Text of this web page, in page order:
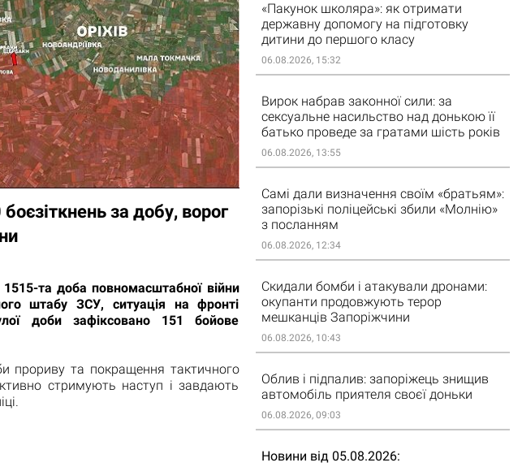
за добу, ворог
та доба повномасштабної війни
штабу ЗСУ, ситуація на фронті
доби зафіксовано 151 бойове
прориву та покращення тактичного
стримують наступ і завдають
«Пакунок школяра»: як отримати
державну допомогу на підготовку
дитини до першого класу
06.08.2026, 15:32
Вирок набрав законної сили: за
сексуальне насильство над донькою її
батько проведе за гратами шість років
06.08.2026, 13:55
Самі дали визначення своїм «братьям»:
запорізькі поліцейські збили «Молнію»
з посланням
06.08.2026, 12:34
Скидали бомби і атакували дронами:
окупанти продовжують терор
мешканців Запоріжчини
06.08.2026, 10:43
Облив і підпалив: запоріжець знищив
автомобіль приятеля своєї доньки
06.08.2026, 09:03
Новини від 05.08.2026